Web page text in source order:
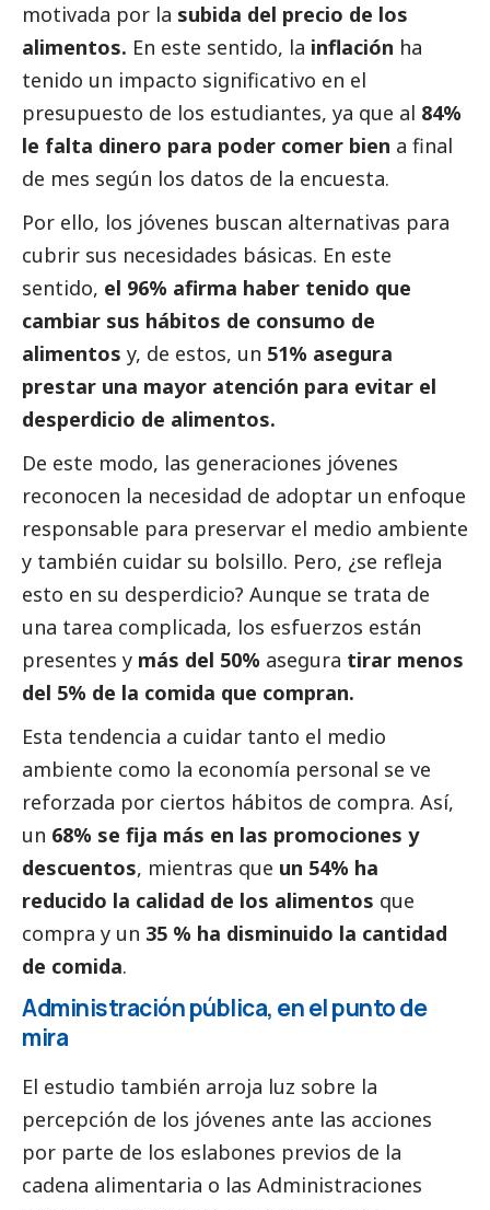
motivada por la subida del precio de los
alimentos. En este sentido, la inflación ha
tenido un impacto significativo en el
presupuesto de los estudiantes, ya que al 84%
le falta dinero para poder comer bien a final
de mes según los datos de la encuesta.
Por ello, los jóvenes buscan alternativas para
cubrir sus necesidades básicas. En este
sentido, el 96% afirma haber tenido que
cambiar sus hábitos de consumo de
alimentos y, de estos, un 51% asegura
prestar una mayor atención para evitar el
desperdicio de alimentos.
De este modo, las generaciones jóvenes
reconocen la necesidad de adoptar un enfoque
responsable para preservar el medio ambiente
y también cuidar su bolsillo. Pero, ¿se refleja
esto en su desperdicio? Aunque se trata de
una tarea complicada, los esfuerzos están
presentes y más del 50% asegura tirar menos
del 5% de la comida que compran.
Esta tendencia a cuidar tanto el medio
ambiente como la economía personal se ve
reforzada por ciertos hábitos de compra. Así,
un 68% se fija más en las promociones y
descuentos, mientras que un 54% ha
reducido la calidad de los alimentos que
compra y un 35 % ha disminuido la cantidad
de comida.
Administración pública, en el punto de
mira
El estudio también arroja luz sobre la
percepción de los jóvenes ante las acciones
por parte de los eslabones previos de la
cadena alimentaria o las Administraciones